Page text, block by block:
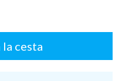
cesta